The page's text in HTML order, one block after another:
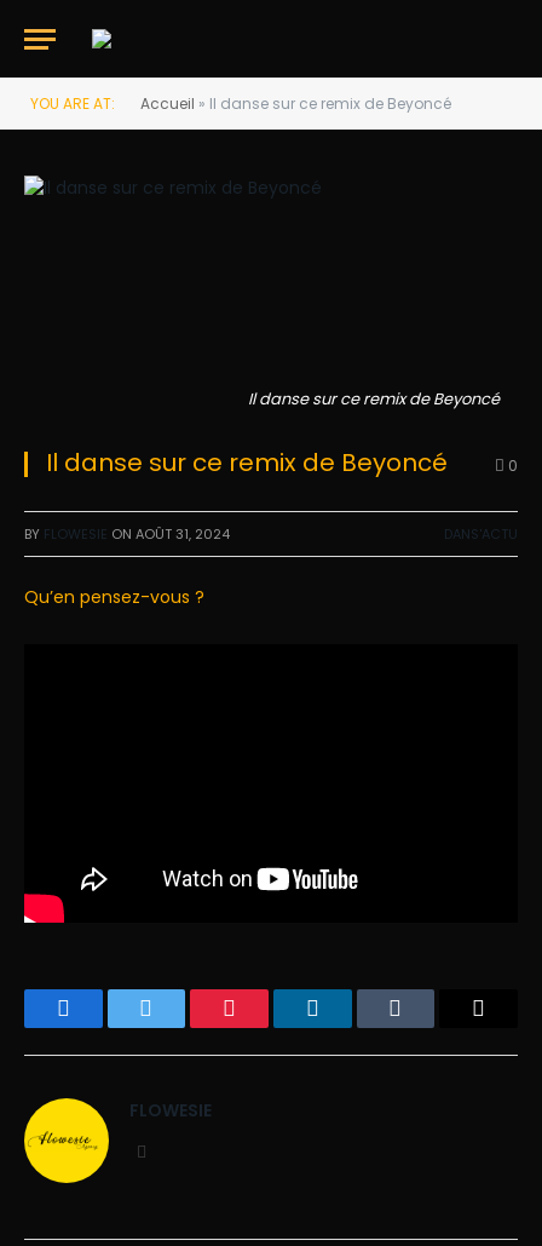
YOU ARE AT: Accueil » Il danse sur ce remix de Beyoncé
Il danse sur ce remix de Beyoncé
Il danse sur ce remix de Beyoncé 0
BY FLOWESIE ON AOÛT 31, 2024 DANS'ACTU
Qu’en pensez-vous ?
FacebookTwitter Pinterest LinkedInTumblr
FLOWESIE